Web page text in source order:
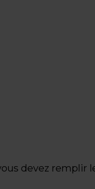
devez remplir